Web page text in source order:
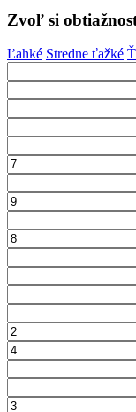
Zvoľ si
Ľahké Stredne ťažké